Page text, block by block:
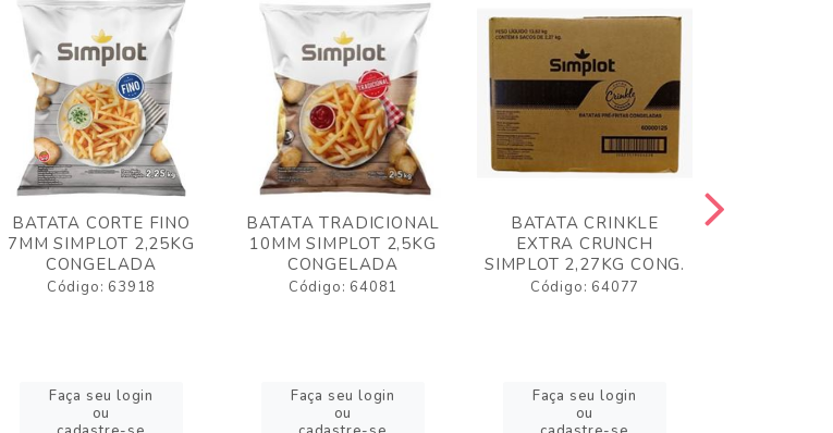
BATATA CORTE FINO
7MM SIMPLOT 2,25KG
CONGELADA
Código: 63918
Faça seu login
ou
BATATA TRADICIONAL
10MM SIMPLOT 2,5KG
CONGELADA
Código: 64081
Faça seu login
ou
BATATA CRINKLE
EXTRA CRUNCH
SIMPLOT 2,27KG CONG.
Código: 64077
Faça seu login
ou